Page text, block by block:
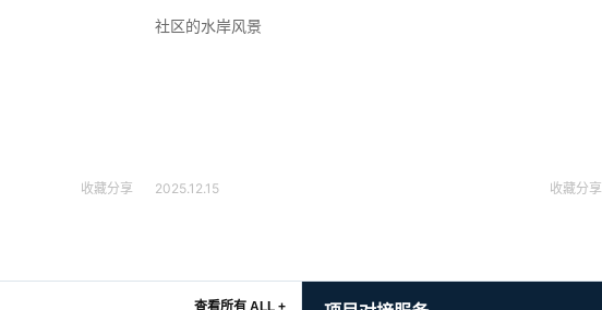
收藏分享
社区的水岸风景
2025.12.15 收藏分享